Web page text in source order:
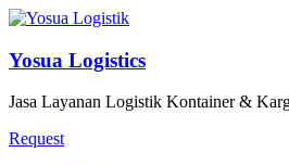
Yosua Logistics
Jasa Layanan Logistik Kontainer &
Request